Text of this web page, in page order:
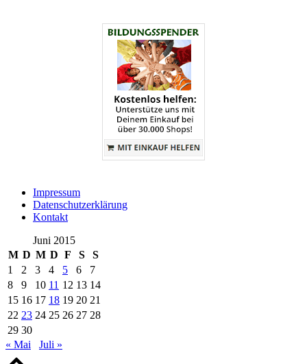
Impressum
Datenschutzerklärung
Kontakt
Juni 2015
M D M D F S
S
1
2 3 4 5 6
7
8
9 10 11 12 13 14
15 16 17 18 19 20 21
22 23 24 25 26 27 28
29 30
« Mai
Juli »